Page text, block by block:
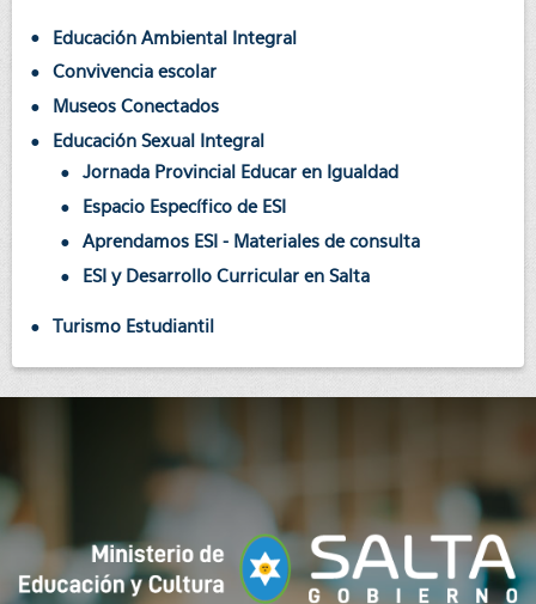
Educación Ambiental Integral
Convivencia escolar
Museos Conectados
Educación Sexual Integral
Jornada Provincial Educar en Igualdad
Espacio Específico de ESI
Aprendamos ESI - Materiales de consulta
ESI y Desarrollo Curricular en Salta
Turismo Estudiantil